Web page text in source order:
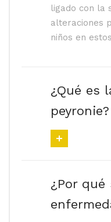
ligado con la
alteraciones
niños en
¿Qué es
peyronie?
¿Por